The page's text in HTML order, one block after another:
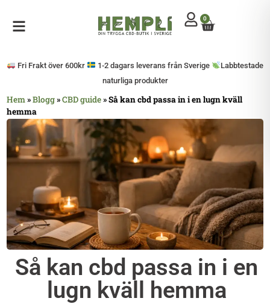
Öppna sidomeny Mitt konto
0
Fri Frakt över 600kr 1-2 dagars leverans från Sverige
Labbtestade
naturliga produkter
Hem»Blogg»CBD guide»Så kan cbd passa in i en lugn kväll
hemma
Så kan cbd passa in i en
lugn kväll hemma